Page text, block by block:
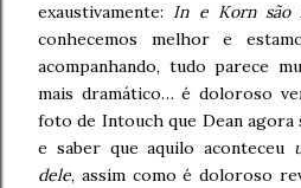
exaustivamente: In e Korn são
conhecemos melhor e
acompanhando, tudo parece
mais dramático… é doloroso
foto de Intouch que Dean agora
e saber que aquilo aconteceu
dele, assim como é doloroso